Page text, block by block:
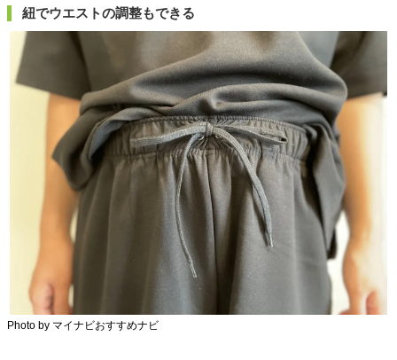
紐でウエストの調整もできる
Photo by マイナビおすすめナビ